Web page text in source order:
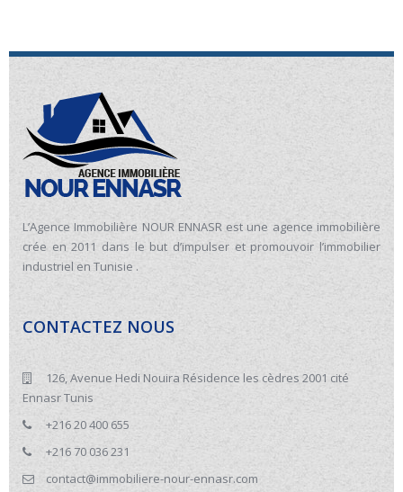
L’Agence Immobilière NOUR ENNASR est une agence immobilière
crée en 2011 dans le but d’impulser et promouvoir l’immobilier
industriel en Tunisie .
CONTACTEZ NOUS
126, Avenue Hedi Nouira Résidence les cèdres 2001 cité
Ennasr Tunis
+216 20 400 655
+216 70 036 231
contact@immobiliere-nour-ennasr.com